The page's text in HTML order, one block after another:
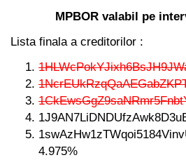
MPBOR valabil pe
Lista finala a creditorilor :
4.975%